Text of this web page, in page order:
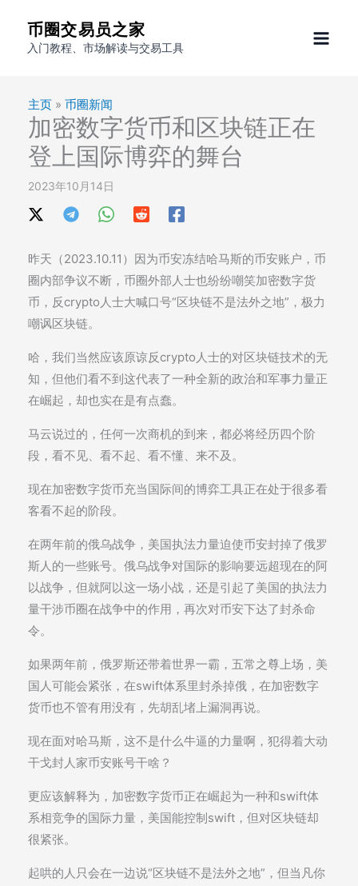
币圈交易员之家
入门教程、市场解读与交易工具
主页 » 币圈新闻
加密数字货币和区块链正在
登上国际博弈的舞台
2023年10月14日
昨天（2023.10.11）因为币安冻结哈马斯的币安账户，币
圈内部争议不断，币圈外部人士也纷纷嘲笑加密数字货
币，反crypto人士大喊口号“区块链不是法外之地”，极力
嘲讽区块链。
哈，我们当然应该原谅反crypto人士的对区块链技术的无
知，但他们看不到这代表了一种全新的政治和军事力量正
在崛起，却也实在是有点蠢。
马云说过的，任何一次商机的到来，都必将经历四个阶
段，看不见、看不起、看不懂、来不及。
现在加密数字货币充当国际间的博弈工具正在处于很多看
客看不起的阶段。
在两年前的俄乌战争，美国执法力量迫使币安封掉了俄罗
斯人的一些账号。俄乌战争对国际的影响要远超现在的阿
以战争，但就阿以这一场小战，还是引起了美国的执法力
量干涉币圈在战争中的作用，再次对币安下达了封杀命
令。
如果两年前，俄罗斯还带着世界一霸，五常之尊上场，美
国人可能会紧张，在swift体系里封杀掉俄，在加密数字
货币也不管有用没有，先胡乱堵上漏洞再说。
现在面对哈马斯，这不是什么牛逼的力量啊，犯得着大动
干戈封人家币安账号干啥？
更应该解释为，加密数字货币正在崛起为一种和swift体
系相竞争的国际力量，美国能控制swift，但对区块链却
很紧张。
起哄的人只会在一边说“区块链不是法外之地”，但当凡你